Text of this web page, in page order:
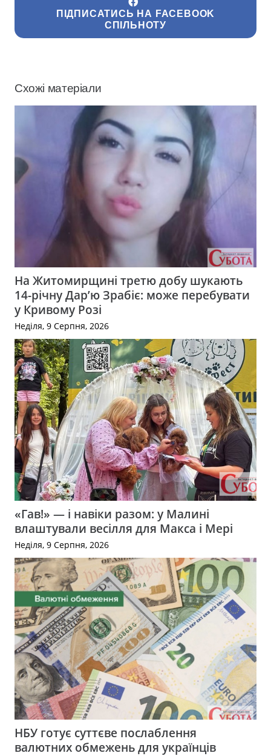
ПІДПИСАТИСЬ НА FACEBOOK
СПІЛЬНОТУ
Схожі матеріали
На Житомирщині третю добу шукають
14-річну Дар’ю Зрабіє: може перебувати
у Кривому Розі
Неділя, 9 Серпня, 2026
«Гав!» — і навіки разом: у Малині
влаштували весілля для Макса і Мері
Неділя, 9 Серпня, 2026
НБУ готує суттєве послаблення
валютних обмежень для українців